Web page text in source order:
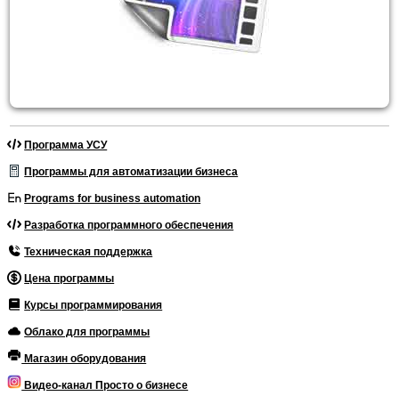
Программа УСУ
Программы для автоматизации бизнеса
Programs for business automation
Разработка программного обеспечения
Техническая поддержка
Цена программы
Курсы программирования
Облако для программы
Магазин оборудования
Видео-канал Просто о бизнесе